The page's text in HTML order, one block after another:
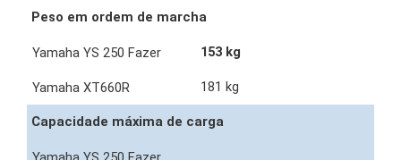
Peso em ordem de marcha
153 kg
181 kg
Capacidade máxima de carga